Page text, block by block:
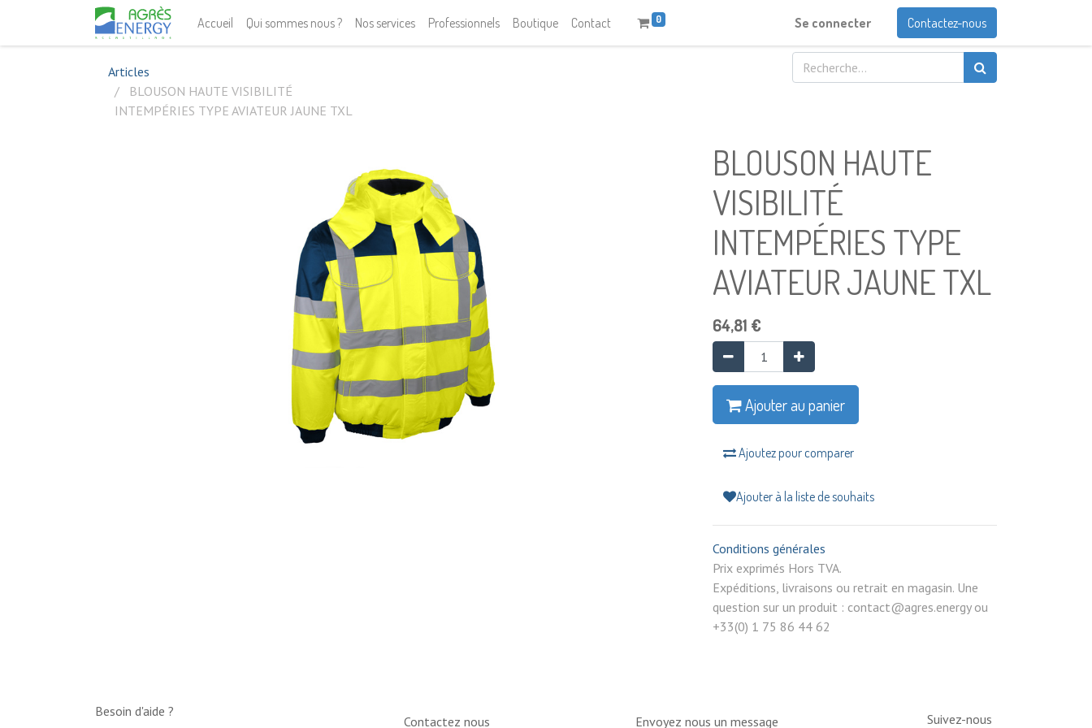
Accueil Qui sommes nous ? Nos services Professionnels Boutique Contact 0 Se connecter Contactez-nous
Articles
BLOUSON HAUTE VISIBILITÉ
INTEMPÉRIES TYPE AVIATEUR JAUNE TXL
BLOUSON HAUTE
VISIBILITÉ
INTEMPÉRIES TYPE
AVIATEUR JAUNE TXL
64,81 €
Ajouter au panier
Ajoutez pour comparer
Ajouter à la liste de souhaits
Conditions générales
Prix exprimés Hors TVA.
Expéditions, livraisons ou retrait en magasin. Une
question sur un produit : contact@agres.energy ou
+33(0) 1 75 86 44 62
Besoin d'aide ?
Contactez nous Envoyez nous un message Suivez-nous